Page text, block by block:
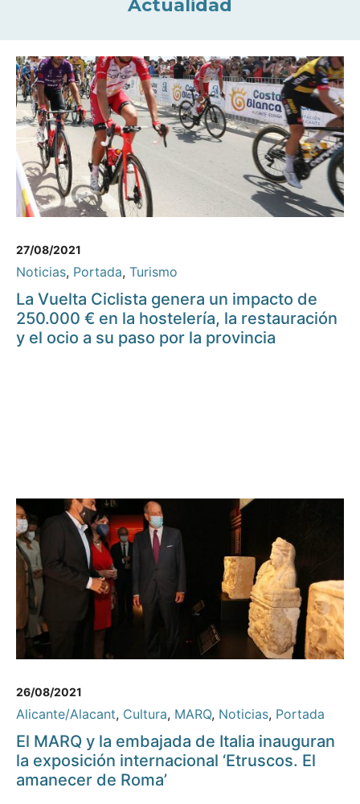
Actualidad
27/08/2021
Noticias, Portada, Turismo
La Vuelta Ciclista genera un impacto de
250.000 € en la hostelería, la restauración
y el ocio a su paso por la provincia
26/08/2021
Alicante/Alacant, Cultura, MARQ, Noticias, Portada
El MARQ y la embajada de Italia inauguran
la exposición internacional ‘Etruscos. El
amanecer de Roma’